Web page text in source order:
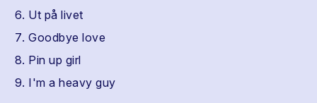
Ut på livet
Goodbye love
Pin up girl
I'm a heavy guy